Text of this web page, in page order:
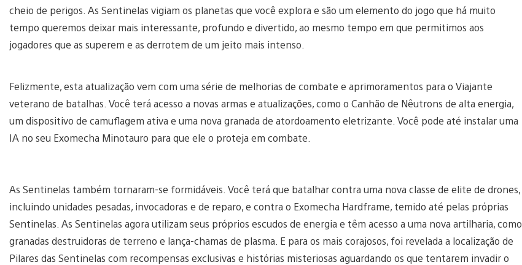
cheio de perigos. As Sentinelas vigiam os planetas que você explora e são um elemento do jogo que há muito
tempo queremos deixar mais interessante, profundo e divertido, ao mesmo tempo em que permitimos aos
jogadores que as superem e as derrotem de um jeito mais intenso.
Felizmente, esta atualização vem com uma série de melhorias de combate e aprimoramentos para o Viajante
veterano de batalhas. Você terá acesso a novas armas e atualizações, como o Canhão de Nêutrons de alta energia,
um dispositivo de camuflagem ativa e uma nova granada de atordoamento eletrizante. Você pode até instalar uma
IA no seu Exomecha Minotauro para que ele o proteja em combate.
As Sentinelas também tornaram-se formidáveis. Você terá que batalhar contra uma nova classe de elite de drones,
incluindo unidades pesadas, invocadoras e de reparo, e contra o Exomecha Hardframe, temido até pelas próprias
Sentinelas. As Sentinelas agora utilizam seus próprios escudos de energia e têm acesso a uma nova artilharia, como
granadas destruidoras de terreno e lança-chamas de plasma. E para os mais corajosos, foi revelada a localização de
Pilares das Sentinelas com recompensas exclusivas e histórias misteriosas aguardando os que tentarem invadir o